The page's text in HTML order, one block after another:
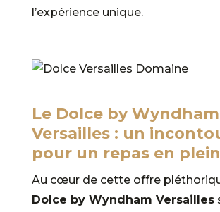
l’expérience unique.
Le Dolce by Wyndham
Versailles : un
pour un repas en
Au cœur de cette offre
Dolce by Wyndham Versailles